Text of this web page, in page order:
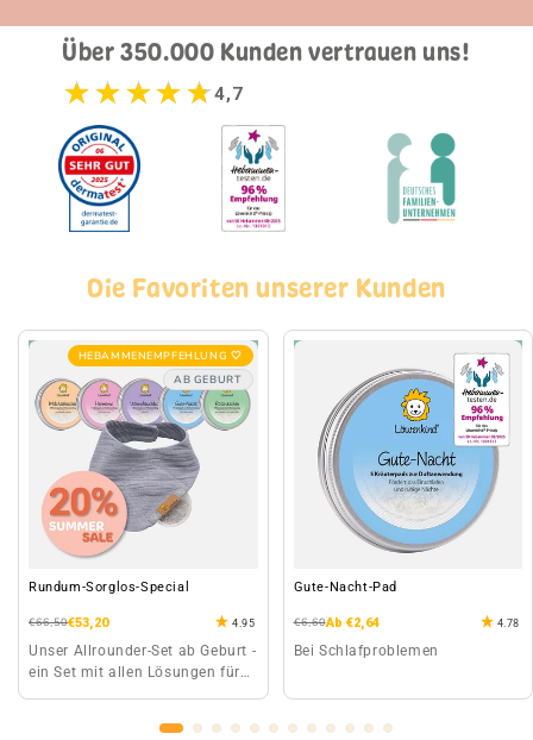
Über 350.000 Kunden vertrauen uns!
★★★★★4,7
Die Favoriten unserer Kunden
HEBAMMENEMPFEHLUNG 🤍
AB GEBURT
Rundum-Sorglos-Special
Normaler
€66,50
Verkaufspreis
€53,20 4.95
Unser Allrounder-Set ab Geburt -
ein Set mit allen Lösungen für
Gute-Nacht-Pad
Normaler
€6,60
Verkaufspreis
Ab €2,64 4.78
Bei Schlafproblemen